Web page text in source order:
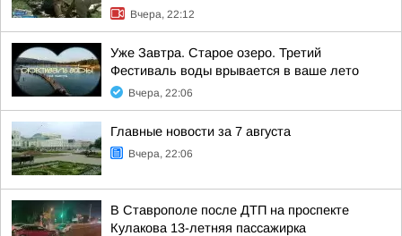
Вчера, 22:12
Уже Завтра. Старое озеро. Третий
Фестиваль воды врывается в ваше лето
Вчера, 22:06
Главные новости за 7 августа
Вчера, 22:06
В Ставрополе после ДТП на проспекте
Кулакова 13-летняя пассажирка